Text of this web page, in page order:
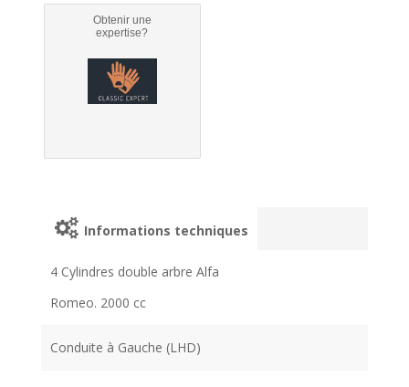
Obtenir une
expertise?
Informations techniques
4 Cylindres double arbre Alfa
Romeo. 2000 cc
Conduite à Gauche (LHD)